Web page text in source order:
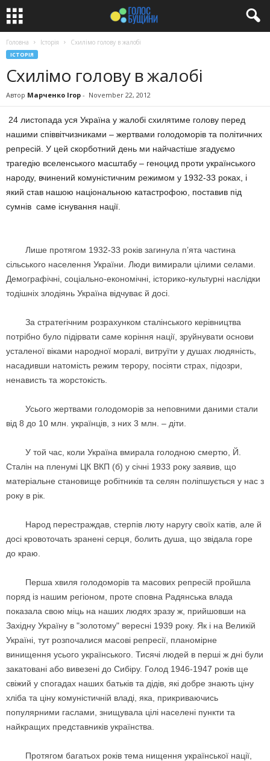
Головна Історія Схилімо голову в жалобі
ІСТОРІЯ
Схилімо голову в жалобі
Автор Марченко Ігор - November 22, 2012
24 листопада уся Україна у жалобі схилятиме голову перед
нашими співвітчизниками – жертвами голодоморів та політичних
репресій. У цей скорботний день ми найчастіше згадуємо
трагедію вселенського масштабу – геноцид проти українського
народу, вчинений комуністичним режимом у 1932-33 роках, і
який став нашою національною катастрофою, поставив під
сумнів саме існування нації.
Лише протягом 1932-33 років загинула п’ята частина
сільського населення України. Люди вимирали цілими селами.
Демографічні, соціально-економічні, історико-культурні наслідки
тодішніх злодіянь Україна відчуває й досі.
За стратегічним розрахунком сталінського керівництва
потрібно було підірвати саме коріння нації, зруйнувати основи
усталеної віками народної моралі, витруїти у душах людяність,
насадивши натомість режим терору, посіяти страх, підозри,
ненависть та жорстокість.
Усього жертвами голодоморів за неповними даними стали
від 8 до 10 млн. українців, з них 3 млн. – діти.
У той час, коли Україна вмирала голодною смертю, Й.
Сталін на пленумі ЦК ВКП (б) у січні 1933 року заявив, що
матеріальне становище робітників та селян поліпшується у нас з
року в рік.
Народ перестраждав, стерпів люту наругу своїх катів, але й
досі кровоточать зранені серця, болить душа, що звідала горе
до краю.
Перша хвиля голодоморів та масових репресій пройшла
поряд із нашим регіоном, проте сповна Радянська влада
показала свою міць на наших людях зразу ж, прийшовши на
Західну Україну в "золотому" вересні 1939 року. Як і на Великій
Україні, тут розпочалися масові репресії, планомірне
винищення усього українського. Тисячі людей в перші ж дні були
закатовані або вивезені до Сибіру. Голод 1946-1947 років ще
свіжий у спогадах наших батьків та дідів, які добре знають ціну
хліба та ціну комуністичній владі, яка, прикриваючись
популярними гаслами, знищувала цілі населені пункти та
найкращих представників українства.
Протягом багатьох років тема нищення української нації,